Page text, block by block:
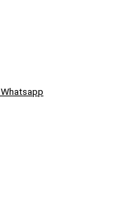
Whatsapp